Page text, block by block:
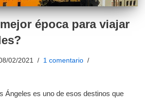
época para viajar
02/2021
1 comentario
Ángeles es uno de esos destinos que